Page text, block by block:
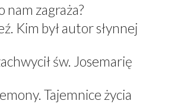
nam zagraża?
Kim był autor słynnej
św. Josemarię
Tajemnice życia